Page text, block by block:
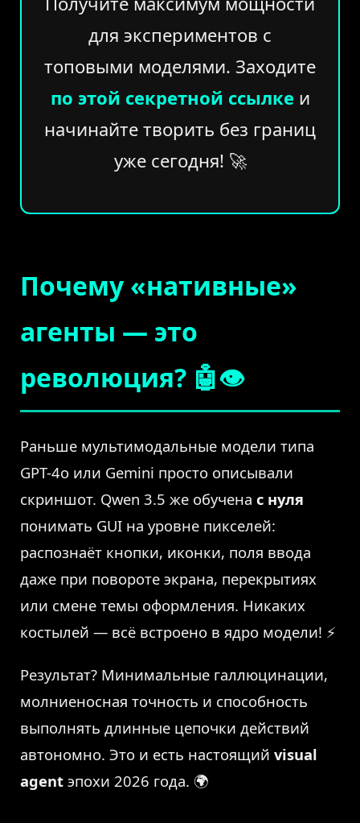
для экспериментов с
топовыми моделями. Заходите
по этой секретной ссылке и
начинайте творить без границ
уже сегодня! 🚀
Почему «нативные»
агенты — это
революция? 🤖👁️
Раньше мультимодальные модели типа
GPT-4o или Gemini просто описывали
скриншот. Qwen 3.5 же обучена с нуля
понимать GUI на уровне пикселей:
распознаёт кнопки, иконки, поля ввода
даже при повороте экрана, перекрытиях
или смене темы оформления. Никаких
костылей — всё встроено в ядро модели! ⚡
Результат? Минимальные галлюцинации,
молниеносная точность и способность
выполнять длинные цепочки действий
автономно. Это и есть настоящий visual
agent эпохи 2026 года. 🌍